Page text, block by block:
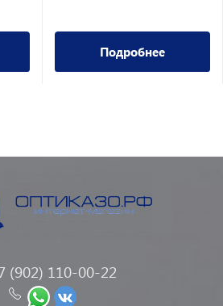
Подробнее
(902) 110-00-22